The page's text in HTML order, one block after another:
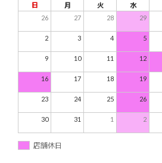
日 月 火 水
26
27 28 29
2 3 4 5
9 10 11 12
16 17 18 19
23 24 25 26
30 31 1 2
店舗休日